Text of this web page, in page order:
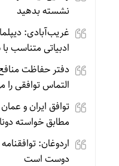
نشسته بدهید
غریب‌آبادی:
ادبیاتی متناسب
دفتر حفاظت
التماس توافقی
توافق ایران و
مطابق خواسته
اردوغان:
دوست است